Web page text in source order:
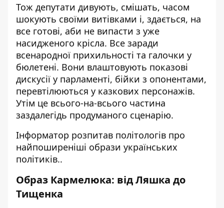
Тож депутати дивують, смішать, часом
шокують своїми витівками і, здається, на
все готові, аби не випасти з уже
насидженого крісла. Все заради
всенародної прихильності та галочки у
бюлетені. Вони влаштовують показові
дискусії у парламенті, бійки з опонентами,
перевтілюються у казкових персонажів.
Утім це всього-на-всього частина
заздалегідь продуманого сценарію.
Інформатор розпитав політологів про
найпоширеніші образи українських
політиків..
Образ Кармелюка: від Ляшка до
Тищенка